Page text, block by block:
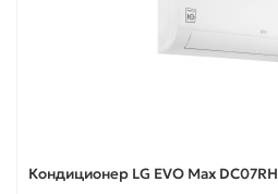
Кондиционер LG EVO Max DC07RH